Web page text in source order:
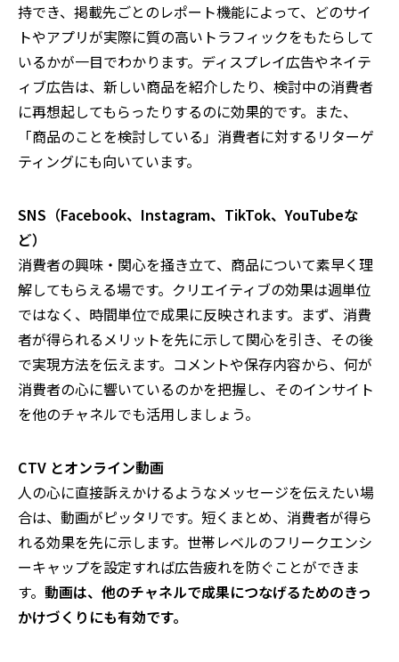
持でき、掲載先ごとのレポート機能によって、どのサイ
トやアプリが実際に質の高いトラフィックをもたらして
いるかが一目でわかります。ディスプレイ広告やネイテ
ィブ広告は、新しい商品を紹介したり、検討中の消費者
に再想起してもらったりするのに効果的です。また、
「商品のことを検討している」消費者に対するリターゲ
ティングにも向いています。
SNS （Facebook、 Instagram、 TikTok、YouTubeな
ど）
消費者の興味・関心を掻き立て、商品について素早く理
解してもらえる場です。クリエイティブの効果は週単位
ではなく、時間単位で成果に反映されます。まず、消費
者が得られるメリットを先に示して関心を引き、その後
で実現方法を伝えます。コメントや保存内容から、何が
消費者の心に響いているのかを把握し、そのインサイト
を他のチャネルでも活用しましょう。
CTV とオンライン動画
人の心に直接訴えかけるようなメッセージを伝えたい場
合は、動画がピッタリです。短くまとめ、消費者が得ら
れる効果を先に示します。世帯レベルのフリークエンシ
ーキャップを設定すれば広告疲れを防ぐことができま
す。 動画は、他のチャネルで成果につなげるためのきっ
かけづくりにも有効です。